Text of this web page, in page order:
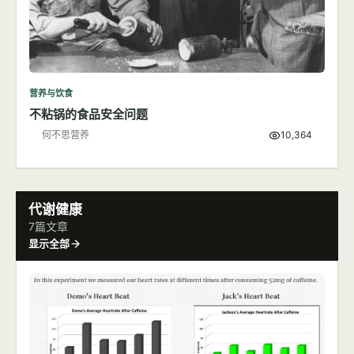
营养与饮食
不粘锅的食品安全问题
何不思营养 10,364
代谢健康
7篇文章
显示全部